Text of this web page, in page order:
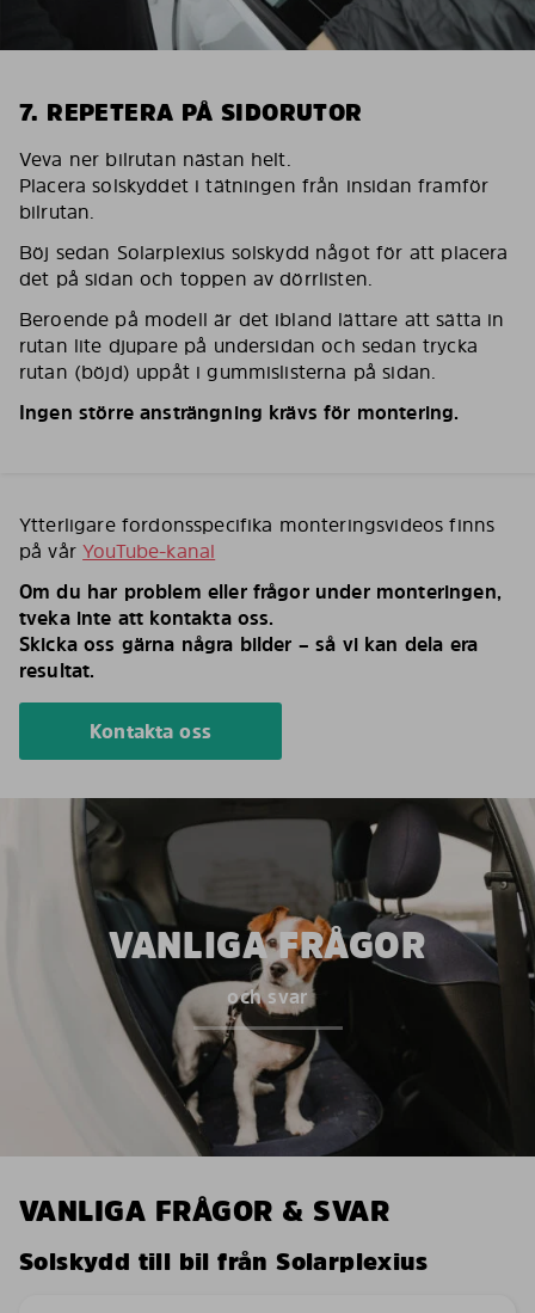
7. REPETERA PÅ SIDORUTOR
Veva ner bilrutan nästan helt.
Placera solskyddet i tätningen från insidan framför
bilrutan.
Böj sedan Solarplexius solskydd något för att placera
det på sidan och toppen av dörrlisten.
Beroende på modell är det ibland lättare att sätta in
rutan lite djupare på undersidan och sedan trycka
rutan (böjd) uppåt i gummislisterna på sidan.
Ingen större ansträngning krävs för montering.
Ytterligare fordonsspecifika monteringsvideos finns
på vårYouTube-kanal
Om du har problem eller frågor under monteringen,
tveka inte att kontakta oss.
Skicka oss gärna några bilder – så vi kan dela era
resultat.
Kontakta oss
VANLIGA FRÅGOR
och svar
VANLIGA FRÅGOR & SVAR
Solskydd till bil från Solarplexius